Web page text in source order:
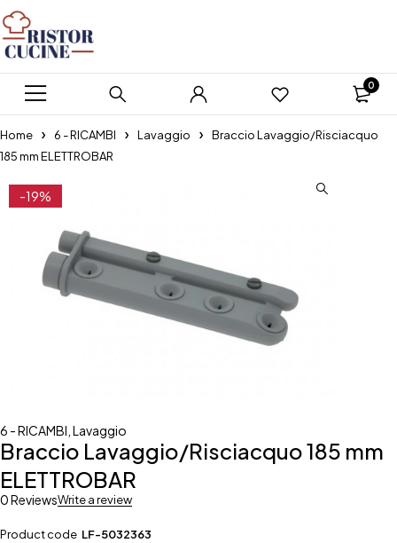
0
Home 6 - RICAMBI Lavaggio
Braccio Lavaggio/Risciacquo
185 mm ELETTROBAR
-19%
6 - RICAMBI Lavaggio
Braccio Lavaggio/Risciacquo 185 mm
ELETTROBAR
0 ReviewsWrite a review
Product code LF-5032363